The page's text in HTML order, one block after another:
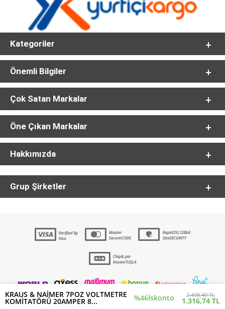
KRAUS & NAİMER 7POZ VOLTMETRE
KOMİTATÖRÜ 20AMPER 8... %46İskonto 2.438,40 TL
1.316,74 TL
Kategoriler
Önemli Bilgiler
Çok Satan Markalar
Öne Çıkan Markalar
Hakkımızda
Grup Şirketler